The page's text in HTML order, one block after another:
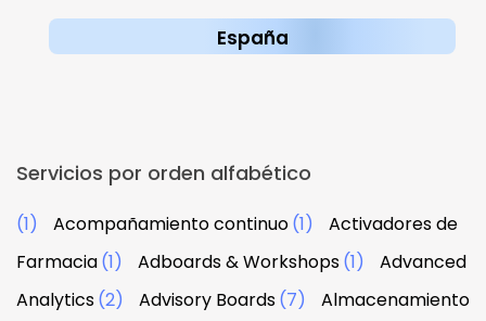
España
Servicios por orden alfabético
(1) Acompañamiento continuo(1)
Activadores de
Farmacia(1) Adboards & Workshops(1)
Advanced
Analytics(2) Advisory Boards(7)
Almacenamiento